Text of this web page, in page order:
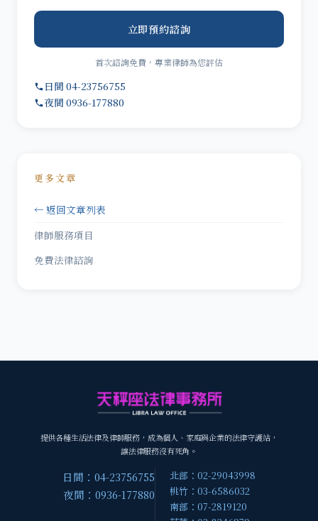
立即預約諮詢
首次諮詢免費，專業律師為您評估
日間 04-23756755
夜間 0936-177880
更多文章
← 返回文章列表
律師服務項目
免費法律諮詢
提供各種生活法律及律師服務，成為個人、家庭與企業的法律守護站，
讓法律服務沒有死角。
日間：04-23756755
夜間：0936-177880
北部：02-29043998
桃竹：03-6586032
南部：07-2819120